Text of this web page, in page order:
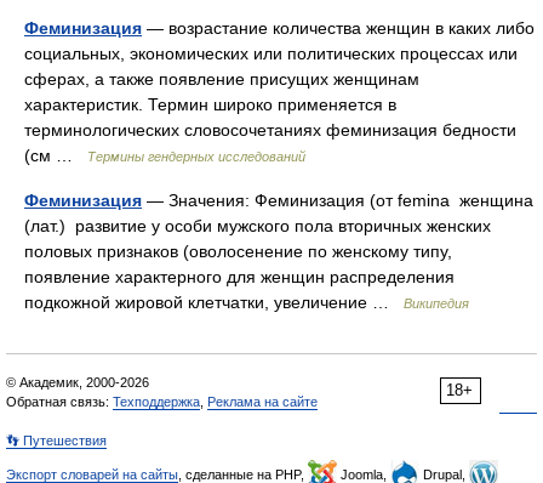
Феминизация — возрастание количества женщин в каких либо
социальных, экономических или политических процессах или
сферах, а также появление присущих женщинам
характеристик. Термин широко применяется в
терминологических словосочетаниях феминизация бедности
(см …
Термины гендерных исследований
Феминизация — Значения: Феминизация (от femina женщина
(лат.) развитие у особи мужского пола вторичных женских
половых признаков (оволосенение по женскому типу,
появление характерного для женщин распределения
подкожной жировой клетчатки, увеличение …
Википедия
18+
© Академик, 2000-2026
Обратная связь: Техподдержка Реклама на сайте
👣 Путешествия
Экспорт словарей на сайты , сделанные на PHP, Joomla,
Drupal,